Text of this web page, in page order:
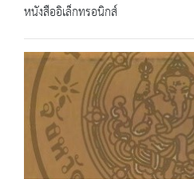
หนังสืออิเล็กทรอนิกส์